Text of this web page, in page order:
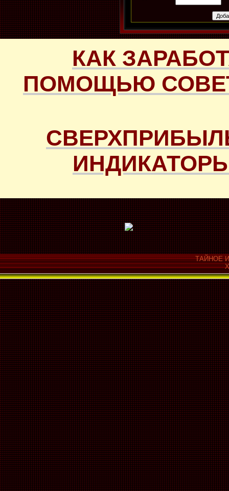
КАК
ПОМОЩЬЮ
ТАЙНОЕ